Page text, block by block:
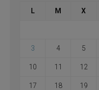
L M X
3 4 5
10 11 12
17 18 19